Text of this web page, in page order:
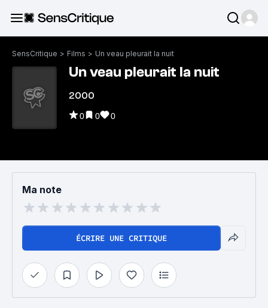
SensCritique > Films > Un veau pleurait la nuit
Un veau pleurait la nuit
2000
0 0 0
Ma note
ÉCRIRE UNE CRITIQUE